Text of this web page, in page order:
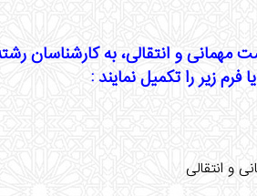
یا فرم زیر را تکمیل نمایند :